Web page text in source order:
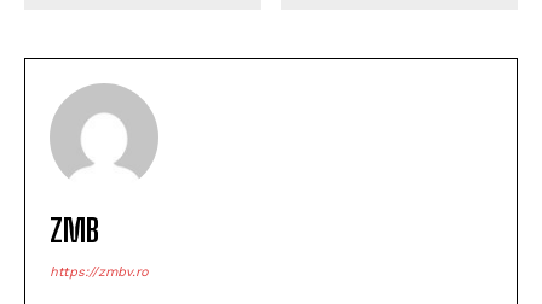
ZMB
https://zmbv.ro